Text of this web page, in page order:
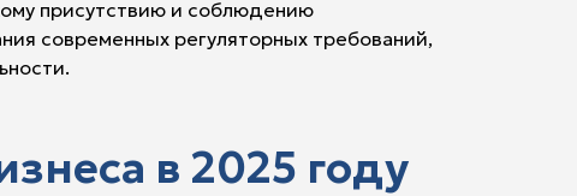
присутствию и соблюдению
современных регуляторных требований,
в 2025 году